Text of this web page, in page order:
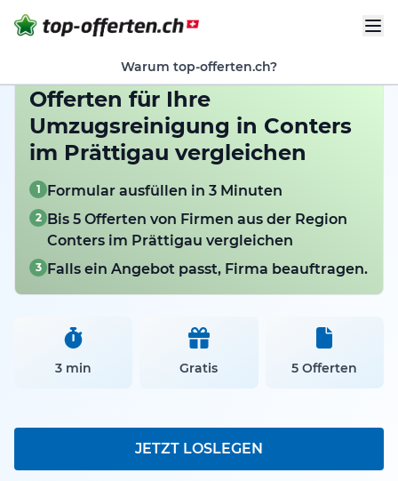
Warum top-offerten.ch?
Offerten für Ihre
Umzugsreinigung in Conters
im Prättigau vergleichen
1 Formular ausfüllen in 3 Minuten
2 Bis 5 Offerten von Firmen aus der Region
Conters im Prättigau vergleichen
3 Falls ein Angebot passt, Firma beauftragen.
3 min Gratis 5 Offerten
JETZT LOSLEGEN